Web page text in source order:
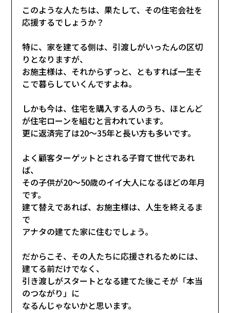
このような人たちは、果たして、その住宅会社を
応援するでしょうか？
特に、家を建てる側は、引渡しがいったんの区切
りとなりますが、
お施主様は、それからずっと、ともすれば一生そ
こで暮らしていくんですよね。
しかも今は、住宅を購入する人のうち、ほとんど
が住宅ローンを組むと言われています。
更に返済完了は20～35年と長い方も多いです。
よく顧客ターゲットとされる子育て世代であれ
ば、
その子供が20～50歳のイイ大人になるほどの年月
です。
建て替えであれば、お施主様は、人生を終えるま
で
アナタの建てた家に住むでしょう。
だからこそ、その人たちに応援されるためには、
建てる前だけでなく、
引き渡しがスタートとなる建てた後こそが「本当
のつながり」に
なるんじゃないかと思います。